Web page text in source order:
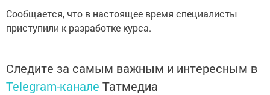
Сообщается, что в настоящее время специалисты
приступили к разработке курса.
Следите за самым важным и интересным в
Telegram-канале Татмедиа